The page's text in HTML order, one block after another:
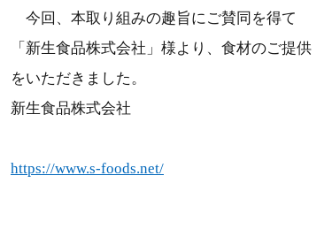
今回、本取り組みの趣旨にご賛同を得て
「新生食品株式会社」様より、食材のご提供
をいただきました。
新生食品株式会社
https://www.s-foods.net/